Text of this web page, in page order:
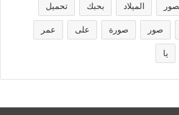
الميلاد بحبك تحميل
صور صورة على عمر
يا